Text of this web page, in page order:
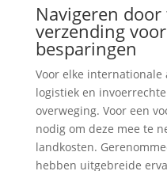
Navigeren
verzending
besparingen
Voor elke internationale
logistiek en
overweging. Voor een
nodig om deze mee te
landkosten.
hebben uitgebreide